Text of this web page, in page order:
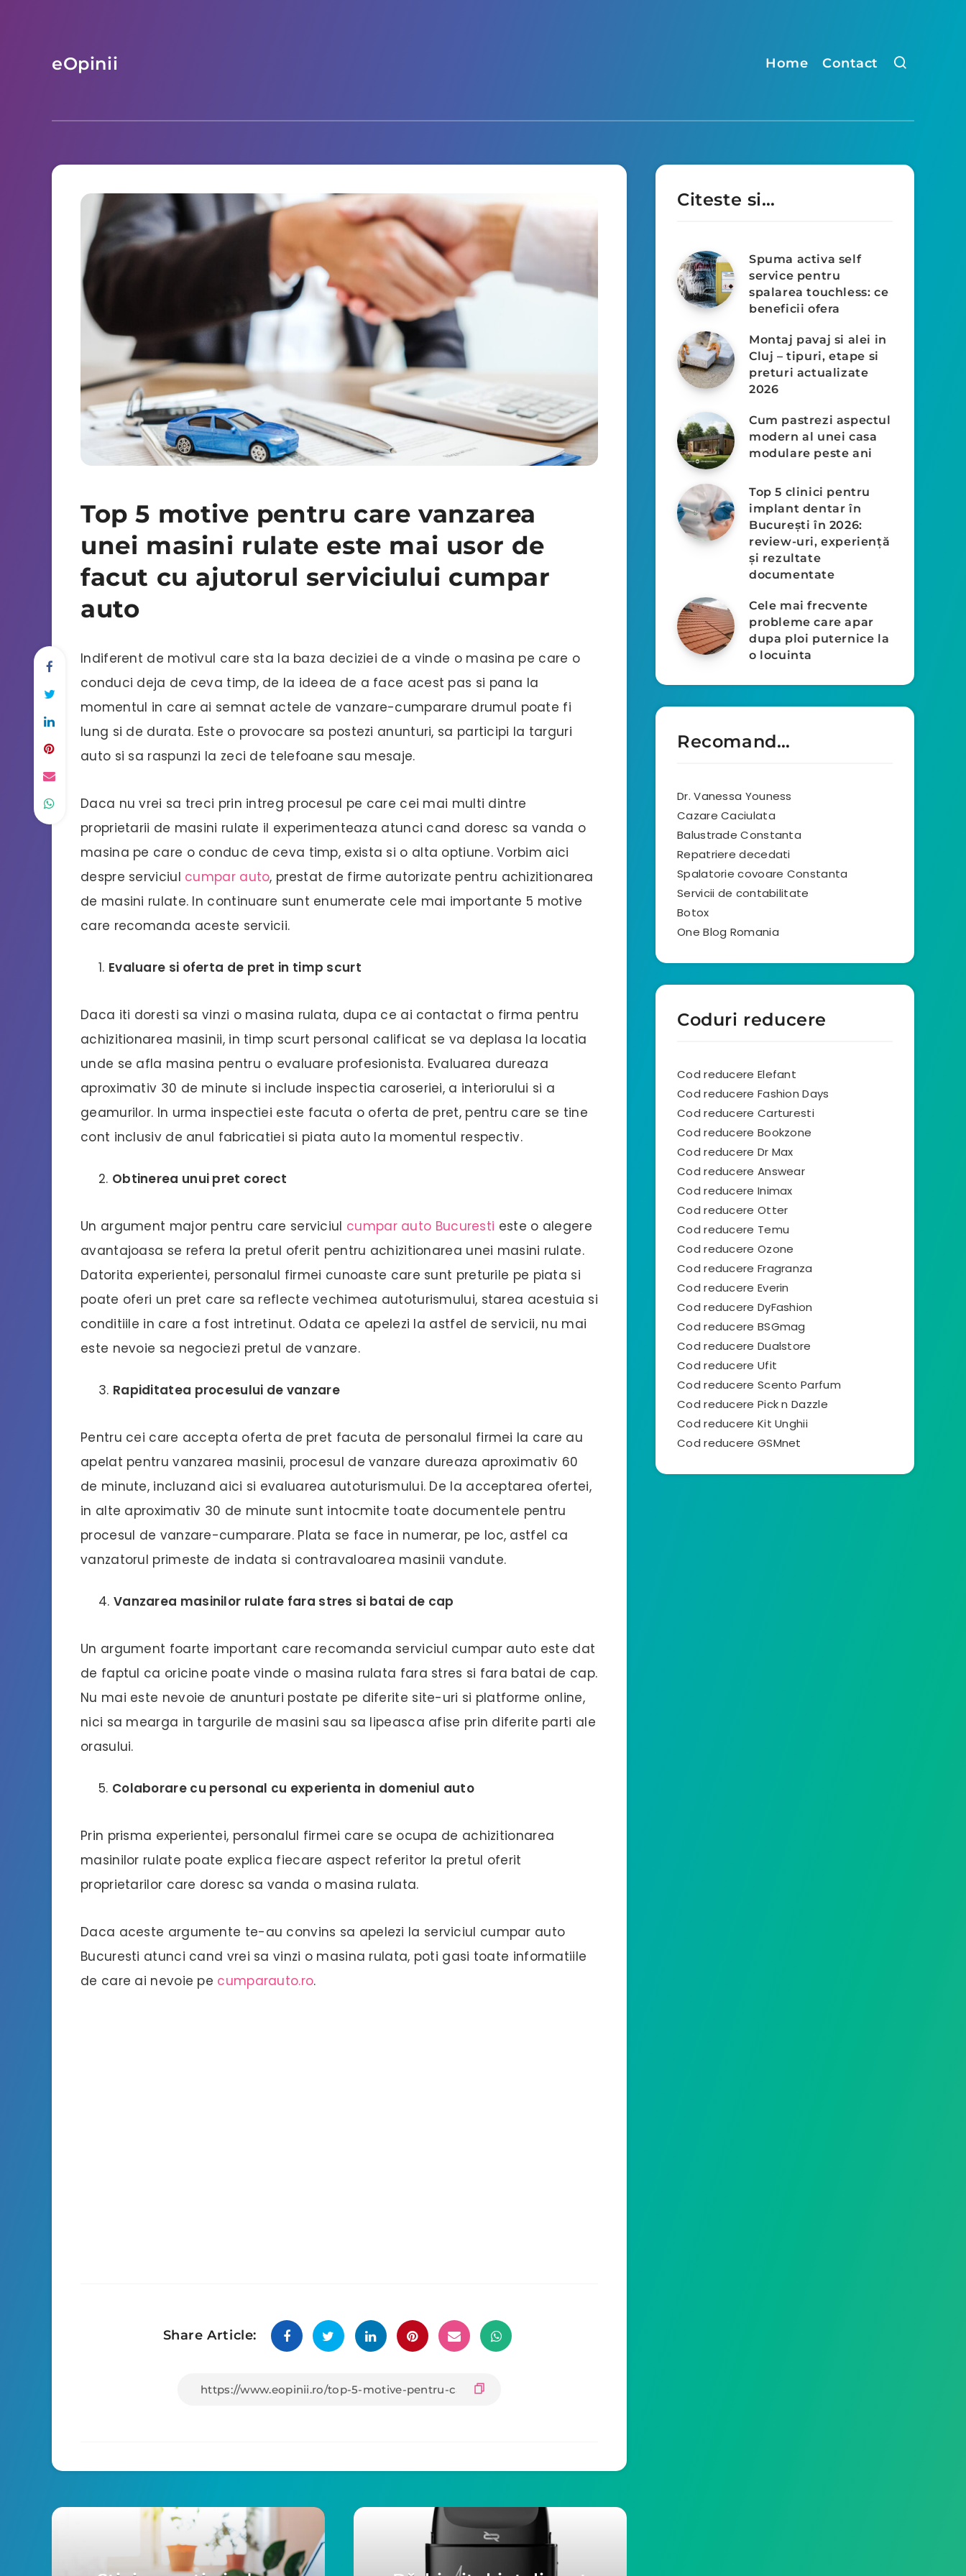
eOpinii Home Contact
Top 5 motive pentru care vanzarea
unei masini rulate este mai usor de
facut cu ajutorul serviciului cumpar
auto
Indiferent de motivul care sta la baza deciziei de a vinde o masina pe care o
conduci deja de ceva timp, de la ideea de a face acest pas si pana la
momentul in care ai semnat actele de vanzare-cumparare drumul poate fi
lung si de durata. Este o provocare sa postezi anunturi, sa participi la targuri
auto si sa raspunzi la zeci de telefoane sau mesaje.
Daca nu vrei sa treci prin intreg procesul pe care cei mai multi dintre
proprietarii de masini rulate il experimenteaza atunci cand doresc sa vanda o
masina pe care o conduc de ceva timp, exista si o alta optiune. Vorbim aici
despre serviciul cumpar auto, prestat de firme autorizate pentru achizitionarea
de masini rulate. In continuare sunt enumerate cele mai importante 5 motive
care recomanda aceste servicii.
Evaluare si oferta de pret in timp scurt
Daca iti doresti sa vinzi o masina rulata, dupa ce ai contactat o firma pentru
achizitionarea masinii, in timp scurt personal calificat se va deplasa la locatia
unde se afla masina pentru o evaluare profesionista. Evaluarea dureaza
aproximativ 30 de minute si include inspectia caroseriei, a interiorului si a
geamurilor. In urma inspectiei este facuta o oferta de pret, pentru care se tine
cont inclusiv de anul fabricatiei si piata auto la momentul respectiv.
Obtinerea unui pret corect
Un argument major pentru care serviciul cumpar auto Bucuresti este o alegere
avantajoasa se refera la pretul oferit pentru achizitionarea unei masini rulate.
Datorita experientei, personalul firmei cunoaste care sunt preturile pe piata si
poate oferi un pret care sa reflecte vechimea autoturismului, starea acestuia si
conditiile in care a fost intretinut. Odata ce apelezi la astfel de servicii, nu mai
este nevoie sa negociezi pretul de vanzare.
Rapiditatea procesului de vanzare
Pentru cei care accepta oferta de pret facuta de personalul firmei la care au
apelat pentru vanzarea masinii, procesul de vanzare dureaza aproximativ 60
de minute, incluzand aici si evaluarea autoturismului. De la acceptarea ofertei,
in alte aproximativ 30 de minute sunt intocmite toate documentele pentru
procesul de vanzare-cumparare. Plata se face in numerar, pe loc, astfel ca
vanzatorul primeste de indata si contravaloarea masinii vandute.
Vanzarea masinilor rulate fara stres si batai de cap
Un argument foarte important care recomanda serviciul cumpar auto este dat
de faptul ca oricine poate vinde o masina rulata fara stres si fara batai de cap.
Nu mai este nevoie de anunturi postate pe diferite site-uri si platforme online,
nici sa mearga in targurile de masini sau sa lipeasca afise prin diferite parti ale
orasului.
Colaborare cu personal cu experienta in domeniul auto
Prin prisma experientei, personalul firmei care se ocupa de achizitionarea
masinilor rulate poate explica fiecare aspect referitor la pretul oferit
proprietarilor care doresc sa vanda o masina rulata.
Daca aceste argumente te-au convins sa apelezi la serviciul cumpar auto
Bucuresti atunci cand vrei sa vinzi o masina rulata, poti gasi toate informatiile
de care ai nevoie pe cumparauto.ro.
Share Article:
Citeste si…
Spuma activa self
service pentru
spalarea touchless: ce
beneficii ofera
Montaj pavaj si alei in
Cluj – tipuri, etape si
preturi actualizate
2026
Cum pastrezi aspectul
modern al unei casa
modulare peste ani
Top 5 clinici pentru
implant dentar în
București în 2026:
review-uri, experiență
și rezultate
documentate
Cele mai frecvente
probleme care apar
dupa ploi puternice la
o locuinta
Recomand…
Dr. Vanessa Youness
Cazare Caciulata
Balustrade Constanta
Repatriere decedati
Spalatorie covoare Constanta
Servicii de contabilitate
Botox
One Blog Romania
Coduri reducere
Cod reducere Elefant
Cod reducere Fashion Days
Cod reducere Carturesti
Cod reducere Bookzone
Cod reducere Dr Max
Cod reducere Answear
Cod reducere Inimax
Cod reducere Otter
Cod reducere Temu
Cod reducere Ozone
Cod reducere Fragranza
Cod reducere Everin
Cod reducere DyFashion
Cod reducere BSGmag
Cod reducere Dualstore
Cod reducere Ufit
Cod reducere Scento Parfum
Cod reducere Pick n Dazzle
Cod reducere Kit Unghii
Cod reducere GSMnet